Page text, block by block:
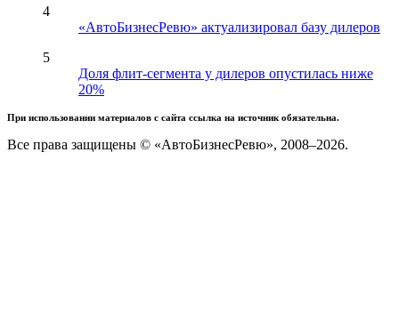
4
«АвтоБизнесРевю» актуализировал базу дилеров
5
Доля флит-сегмента у дилеров опустилась ниже
20%
При использовании материалов с сайта ссылка на источник обязательна.
Все права защищены © «АвтоБизнесРевю», 2008–2026.